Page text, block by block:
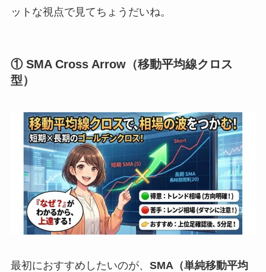
ットな視点で見てちょうだいね。
① SMA Cross Arrow（移動平均線クロス
型）
最初におすすめしたいのが、 SMA（単純移動平均